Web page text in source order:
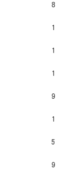
8
1
1
1
9
1
5
9